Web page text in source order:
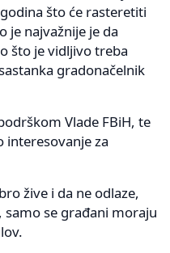
što će rasteretiti
je najvažnije je da
što je vidljivo treba
gradonačelnik
Vlade FBiH, te
interesovanje za
žive i da ne odlaze,
se građani moraju